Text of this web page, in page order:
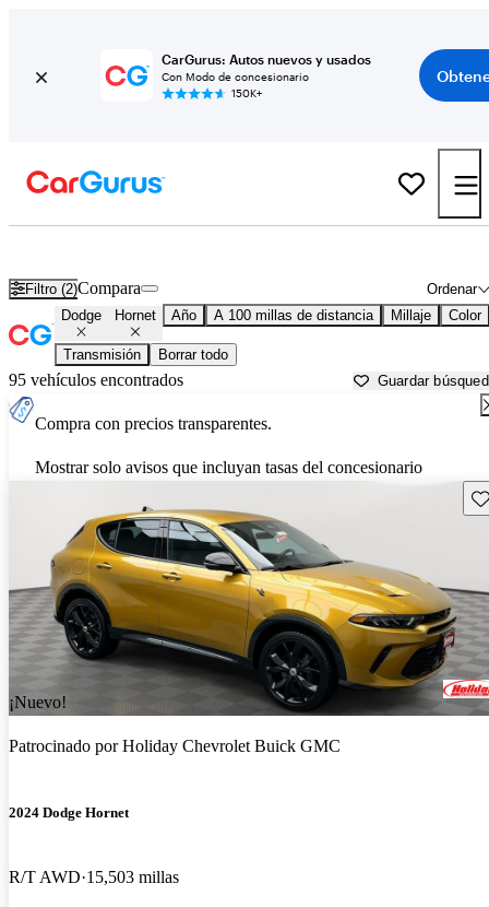
CarGurus: Autos nuevos y usados
Con Modo de concesionario
150K+
Filtro (2) Ordenar
Compara
Dodge Hornet Año A 100 millas de distancia Millaje Color
Transmisión Borrar todo
95 vehículos encontrados Guardar
Compra con precios transparentes.
Mostrar solo avisos que incluyan tasas del concesionario
¡Nuevo!
Patrocinado porHoliday Chevrolet Buick GMC
2024 Dodge Hornet
R/T AWD 15,503 millas